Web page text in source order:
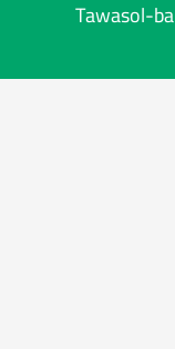
Tawasol-ba